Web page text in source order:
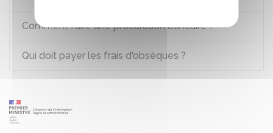
Comment faire une procuration bancaire ?
Qui doit payer les frais d'obsèques ?